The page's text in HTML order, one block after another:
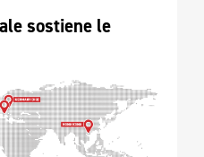
sostiene le